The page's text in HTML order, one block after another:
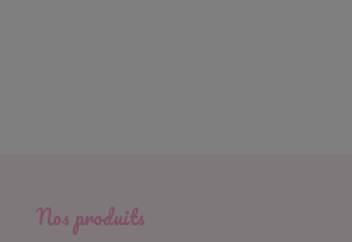
Nos produits